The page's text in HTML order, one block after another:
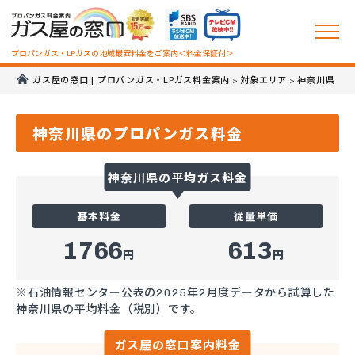
プロパンガス・LPガスの地域最安料金をご案内＜料金保証付＞
ガス屋の窓口 | プロパンガス・LPガス料金案内 > 対象エリア >神奈川県
神奈川県のプロパンガス料金
神奈川県の平均ガス料金
基本料金
1766円
従量単価
613円
※石油情報センター公表の2025年2月度データから試算した
神奈川県の平均料金（税別）です。
ガス屋の窓口案内料金